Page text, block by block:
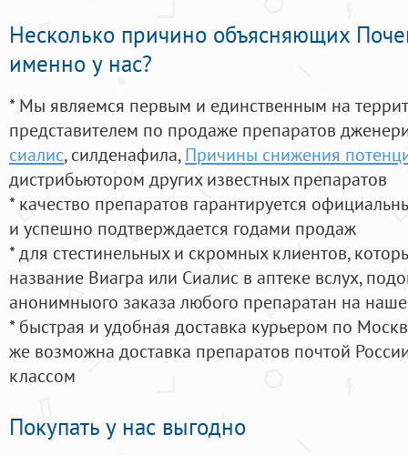
Несколько причино объясняющих
именно у нас?
* Мы являемся первым и единственным на
представителем по продаже препаратов
сиалис, силденафила, Причины снижения
дистрибьютором других известных препаратов
* качество препаратов гарантируется
и успешно подтверждается годами продаж
* для стестинельных и скромных клиентов,
название Виагра или Сиалис в аптеке вслух,
анонимныого заказа любого препаратан на
* быстрая и удобная доставка курьером по
же возможна доставка препаратов почтой
классом
Покупать у нас выгодно